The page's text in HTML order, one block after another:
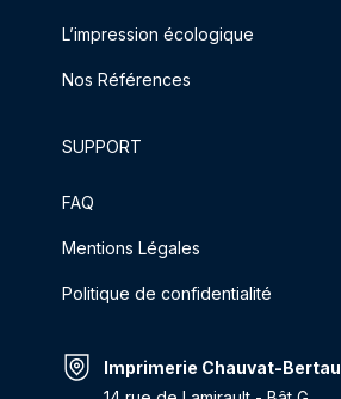
L’impression écologique
Nos Références
SUPPORT
FAQ
Mentions Légales
Politique de confidentialité
Imprimerie Chauvat-Bertau